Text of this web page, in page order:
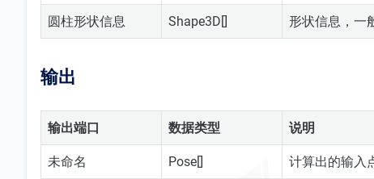
圆柱形状信息 Shape3D[] 形状信息，一
输出
输出端口 数据类型 说明
未命名 Pose[] 计算出的输入